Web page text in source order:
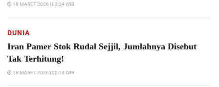
18 MARET 2026 | 03:24 WIB
DUNIA
Iran Pamer Stok Rudal Sejjil, Jumlahnya Disebut
Tak Terhitung!
18 MARET 2026 | 00:14 WIB